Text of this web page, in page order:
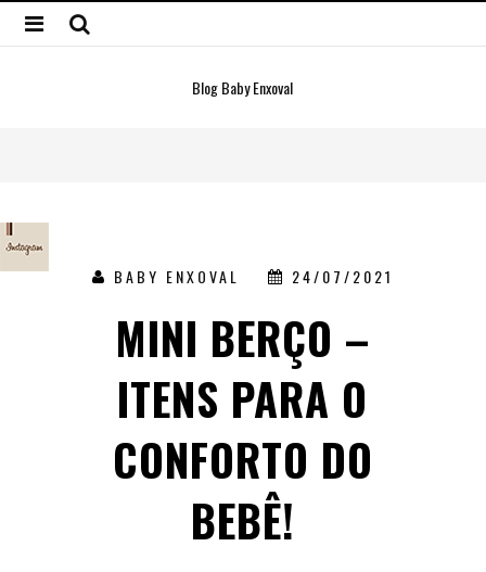
Blog Baby Enxoval
BABY ENXOVAL 24/07/2021
MINI BERÇO –
ITENS PARA O
CONFORTO DO
BEBÊ!